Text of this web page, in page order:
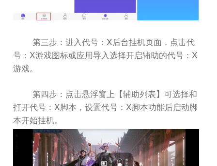
第三步：进入代号： X后台挂机页面，点击代
号： X游戏图标或应用导入选择开启辅助的代号： X
游戏。
第四步：点击悬浮窗上【辅助列表】可选择和
打开代号： X脚本，设置代号： X脚本功能后启动脚
本开始挂机。